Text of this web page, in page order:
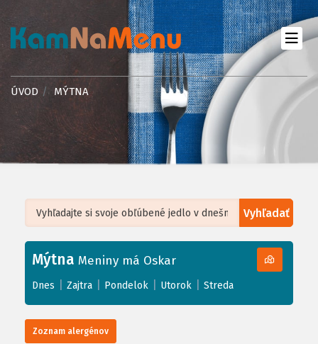
ÚVOD MÝTNA
Vyhľadať
+
−
Leaflet| ©OpenStreetMap, Tiles courtesy ofHumanitarian OpenStreetMap
Mýtna Meniny má Oskar
Dnes Zajtra Pondelok Utorok Streda
Zoznam alergénov